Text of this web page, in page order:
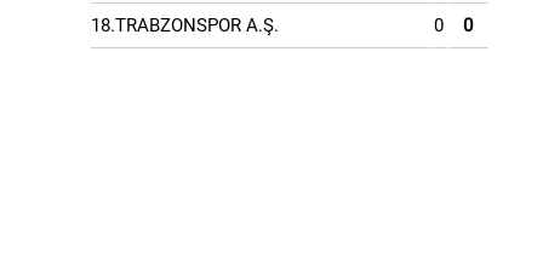
18.TRABZONSPOR A.Ş. 0 0